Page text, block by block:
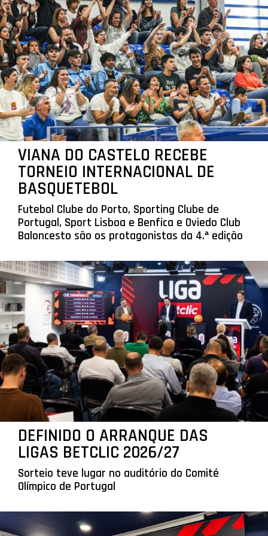
VIANA DO CASTELO RECEBE
TORNEIO INTERNACIONAL DE
BASQUETEBOL
Futebol Clube do Porto, Sporting Clube de
Portugal, Sport Lisboa e Benfica e Oviedo Club
Baloncesto são os protagonistas da 4.ª edição
DEFINIDO O ARRANQUE DAS
LIGAS BETCLIC 2026/27
Sorteio teve lugar no auditório do Comité
Olímpico de Portugal